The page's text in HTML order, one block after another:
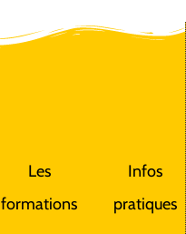
Les
formations
Infos
pratiques